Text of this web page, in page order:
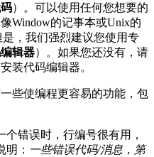
）。可以使用任何您想要的
Window的记事本或Unix的
，我们强烈建议您使用专
辑器）。如果您还没有，请
装代码编辑器。
些使编程更容易的功能，包
错误时，行编号很有用，
明： 一些错误代码/消息，第